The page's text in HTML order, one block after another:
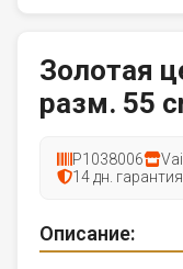
Золотая
разм. 55
P1038006
14 дн. гарантия
Описание: